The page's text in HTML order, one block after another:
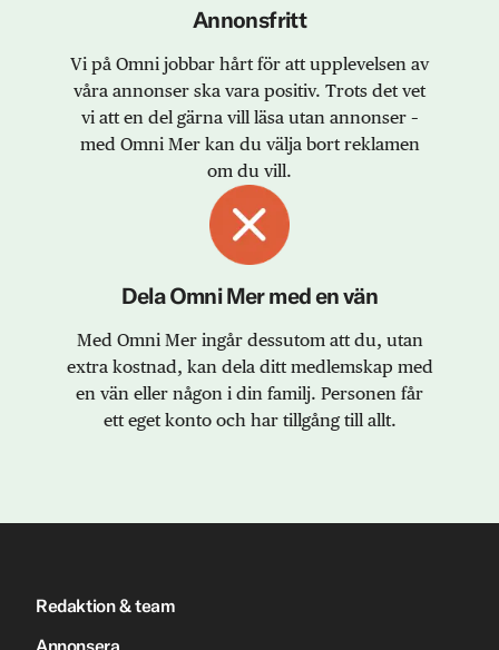
Annonsfritt
Vi på Omni jobbar hårt för att upplevelsen av
våra annonser ska vara positiv. Trots det vet
vi att en del gärna vill läsa utan annonser –
med Omni Mer kan du välja bort reklamen
om du vill.
Dela Omni Mer med en vän
Med Omni Mer ingår dessutom att du, utan
extra kostnad, kan dela ditt medlemskap med
en vän eller någon i din familj. Personen får
ett eget konto och har tillgång till allt.
Redaktion & team